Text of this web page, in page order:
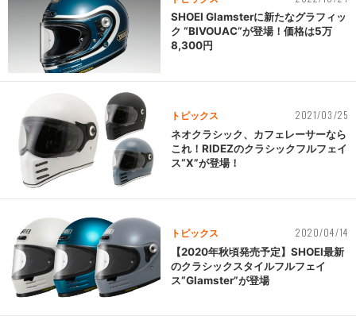
SHOEI Glamsterに新たなグラフィッ
ク “BIVOUAC”が登場！価格は5万
8,300円
トピックス 2021/03/25
ネオクラシック、カフェレーサーなら
これ！RIDEZのクラシックフルフェイ
ス“X”が登場！
トピックス 2020/04/14
【2020年秋頃発売予定】SHOEI最新
のクラシックスタイルフルフェイ
ス“Glamster”が登場